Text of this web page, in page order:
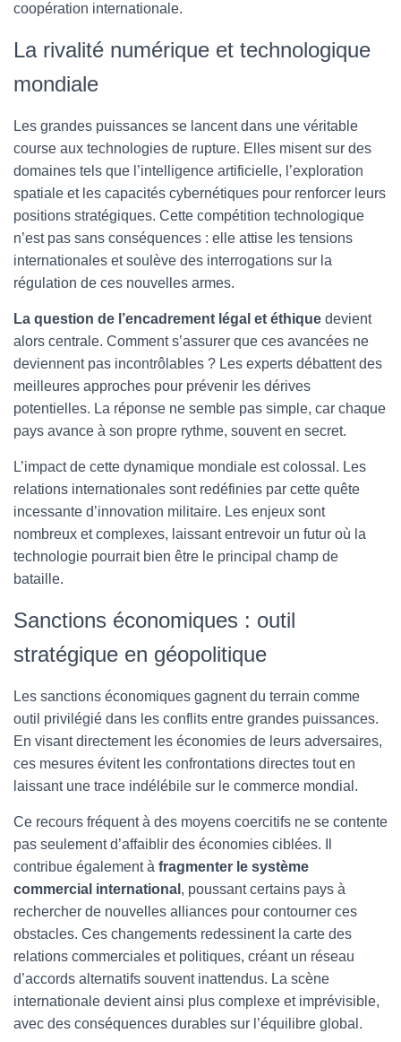
coopération internationale.
La rivalité numérique et technologique
mondiale
Les grandes puissances se lancent dans une véritable
course aux technologies de rupture. Elles misent sur des
domaines tels que l’intelligence artificielle, l’exploration
spatiale et les capacités cybernétiques pour renforcer leurs
positions stratégiques. Cette compétition technologique
n’est pas sans conséquences : elle attise les tensions
internationales et soulève des interrogations sur la
régulation de ces nouvelles armes.
La question de l’encadrement légal et éthique devient
alors centrale. Comment s’assurer que ces avancées ne
deviennent pas incontrôlables ? Les experts débattent des
meilleures approches pour prévenir les dérives
potentielles. La réponse ne semble pas simple, car chaque
pays avance à son propre rythme, souvent en secret.
L’impact de cette dynamique mondiale est colossal. Les
relations internationales sont redéfinies par cette quête
incessante d’innovation militaire. Les enjeux sont
nombreux et complexes, laissant entrevoir un futur où la
technologie pourrait bien être le principal champ de
bataille.
Sanctions économiques : outil
stratégique en géopolitique
Les sanctions économiques gagnent du terrain comme
outil privilégié dans les conflits entre grandes puissances.
En visant directement les économies de leurs adversaires,
ces mesures évitent les confrontations directes tout en
laissant une trace indélébile sur le commerce mondial.
Ce recours fréquent à des moyens coercitifs ne se contente
pas seulement d’affaiblir des économies ciblées. Il
contribue également à fragmenter le système
commercial international , poussant certains pays à
rechercher de nouvelles alliances pour contourner ces
obstacles. Ces changements redessinent la carte des
relations commerciales et politiques, créant un réseau
d’accords alternatifs souvent inattendus. La scène
internationale devient ainsi plus complexe et imprévisible,
avec des conséquences durables sur l’équilibre global.